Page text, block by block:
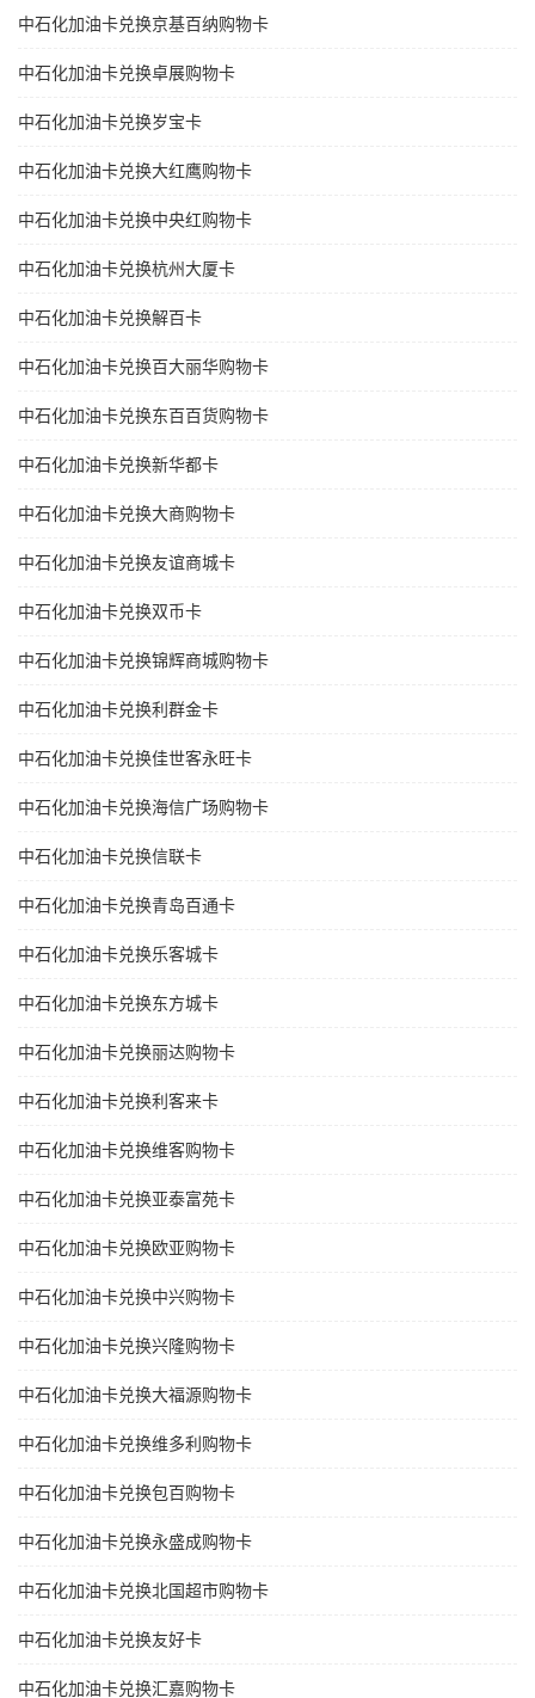
中石化加油卡兑换京基百纳购物卡
中石化加油卡兑换卓展购物卡
中石化加油卡兑换岁宝卡
中石化加油卡兑换大红鹰购物卡
中石化加油卡兑换中央红购物卡
中石化加油卡兑换杭州大厦卡
中石化加油卡兑换解百卡
中石化加油卡兑换百大丽华购物卡
中石化加油卡兑换东百百货购物卡
中石化加油卡兑换新华都卡
中石化加油卡兑换大商购物卡
中石化加油卡兑换友谊商城卡
中石化加油卡兑换双币卡
中石化加油卡兑换锦辉商城购物卡
中石化加油卡兑换利群金卡
中石化加油卡兑换佳世客永旺卡
中石化加油卡兑换海信广场购物卡
中石化加油卡兑换信联卡
中石化加油卡兑换青岛百通卡
中石化加油卡兑换乐客城卡
中石化加油卡兑换东方城卡
中石化加油卡兑换丽达购物卡
中石化加油卡兑换利客来卡
中石化加油卡兑换维客购物卡
中石化加油卡兑换亚泰富苑卡
中石化加油卡兑换欧亚购物卡
中石化加油卡兑换中兴购物卡
中石化加油卡兑换兴隆购物卡
中石化加油卡兑换大福源购物卡
中石化加油卡兑换维多利购物卡
中石化加油卡兑换包百购物卡
中石化加油卡兑换永盛成购物卡
中石化加油卡兑换北国超市购物卡
中石化加油卡兑换友好卡
中石化加油卡兑换汇嘉购物卡